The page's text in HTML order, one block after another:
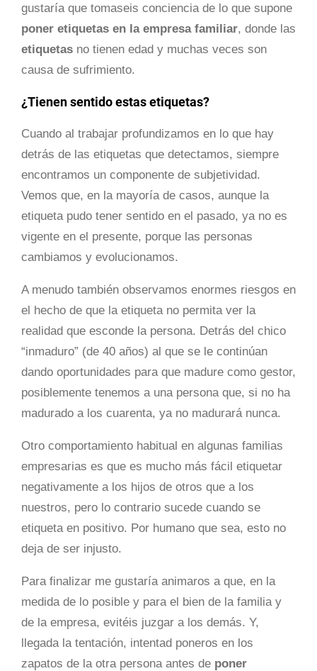
gustaría que tomaseis conciencia de lo que supone
poner etiquetas en la empresa familiar, donde las
etiquetas no tienen edad y muchas veces son
causa de sufrimiento.
¿Tienen sentido estas etiquetas?
Cuando al trabajar profundizamos en lo que hay
detrás de las etiquetas que detectamos, siempre
encontramos un componente de subjetividad.
Vemos que, en la mayoría de casos, aunque la
etiqueta pudo tener sentido en el pasado, ya no es
vigente en el presente, porque las personas
cambiamos y evolucionamos.
A menudo también observamos enormes riesgos en
el hecho de que la etiqueta no permita ver la
realidad que esconde la persona. Detrás del chico
“inmaduro” (de 40 años) al que se le continúan
dando oportunidades para que madure como gestor,
posiblemente tenemos a una persona que, si no ha
madurado a los cuarenta, ya no madurará nunca.
Otro comportamiento habitual en algunas familias
empresarias es que es mucho más fácil etiquetar
negativamente a los hijos de otros que a los
nuestros, pero lo contrario sucede cuando se
etiqueta en positivo. Por humano que sea, esto no
deja de ser injusto.
Para finalizar me gustaría animaros a que, en la
medida de lo posible y para el bien de la familia y
de la empresa, evitéis juzgar a los demás. Y,
llegada la tentación, intentad poneros en los
zapatos de la otra persona antes de poner